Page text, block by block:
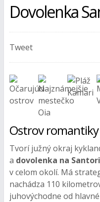
Dovolenka
Tweet
Ostrov romantiky
Tvorí južný okraj
a dovolenka na
v celom okolí. Má
nachádza 110
juhovýchodne od